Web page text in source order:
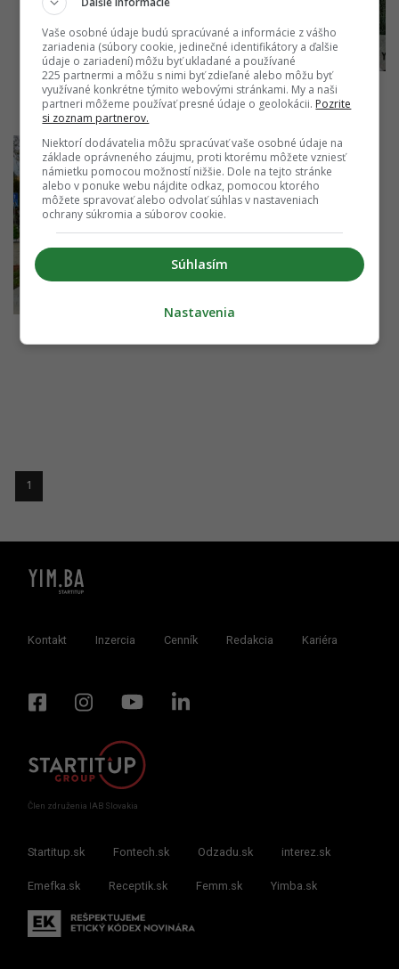
1
Kontakt Inzercia Cenník Redakcia Kariéra
Člen združenia IAB Slovakia
Startitup.sk Fontech.sk Odzadu.sk interez.sk
Emefka.sk Receptik.sk Femm.sk Yimba.sk
Vaše osobné údaje budú spracúvané a informácie z vášho
zariadenia (súbory cookie, jedinečné identifikátory a ďalšie
údaje o zariadení) môžu byť ukladané a používané
225 partnermi a môžu s nimi byť zdieľané alebo môžu byť
využívané konkrétne týmito webovými stránkami. My a naši
partneri môžeme používať presné údaje o geolokácii. Pozrite
si zoznam partnerov.
Niektorí dodávatelia môžu spracúvať vaše osobné údaje na
základe oprávneného záujmu, proti ktorému môžete vzniesť
námietku pomocou možností nižšie. Dole na tejto stránke
alebo v ponuke webu nájdite odkaz, pomocou ktorého
môžete spravovať alebo odvolať súhlas v nastaveniach
ochrany súkromia a súborov cookie.
Súhlasím
Nastavenia